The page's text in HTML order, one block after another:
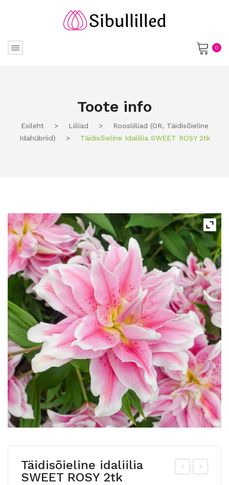
0
Toote info
Esileht > Liiliad >
Roosliiliad (OR, Täidisõieline
Idahübriid)
> Täidisõieline Idaliilia SWEET ROSY 2tk
Täidisõieline idaliilia
SWEET ROSY 2tk